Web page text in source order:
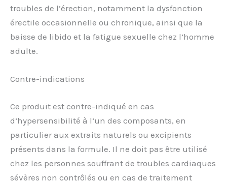
troubles de l’érection, notamment la dysfonction
érectile occasionnelle ou chronique, ainsi que la
baisse de libido et la fatigue sexuelle chez l’homme
adulte.
Contre-indications
Ce produit est contre-indiqué en cas
d’hypersensibilité à l’un des composants, en
particulier aux extraits naturels ou excipients
présents dans la formule. Il ne doit pas être utilisé
chez les personnes souffrant de troubles cardiaques
sévères non contrôlés ou en cas de traitement